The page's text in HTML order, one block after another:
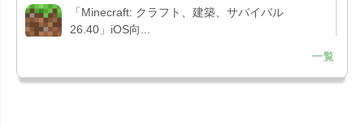
「Minecraft: クラフト、建築、サバイバル
26.40」iOS向...
151.0.7922....
一覧